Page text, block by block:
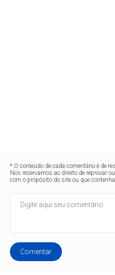
* O conteúdo de cada comentário é de
Nos reservamos ao direito de reprovar
com o propósito do site ou que
Comentar